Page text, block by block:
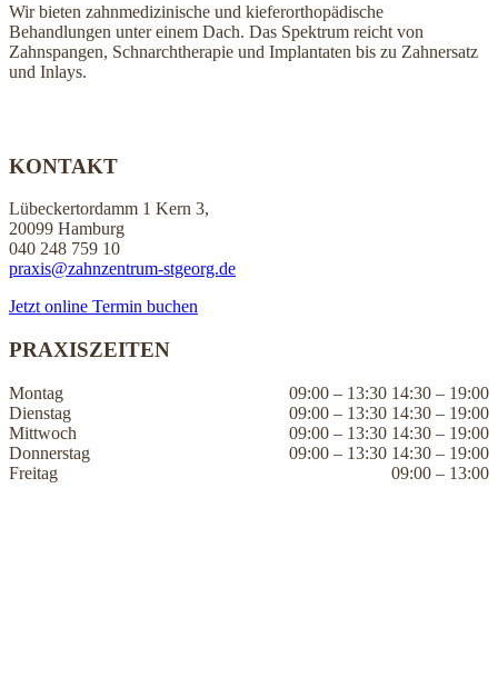
Wir bieten zahnmedizinische und kieferorthopädische
Behandlungen unter einem Dach. Das Spektrum reicht von
Zahnspangen, Schnarchtherapie und Implantaten bis zu Zahnersatz
und Inlays.
KONTAKT
Lübeckertordamm 1 Kern 3,
20099 Hamburg
040 248 759 10
praxis@zahnzentrum-stgeorg.de
Jetzt online Termin buchen
PRAXISZEITEN
Montag
09:00 – 13:30 14:30 – 19:00
Dienstag
09:00 – 13:30 14:30 – 19:00
Mittwoch
09:00 – 13:30 14:30 – 19:00
Donnerstag
09:00 – 13:30 14:30 – 19:00
Freitag
09:00 – 13:00